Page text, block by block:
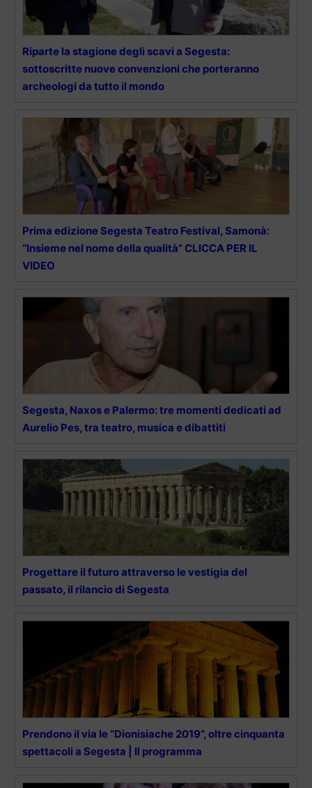
Riparte la stagione degli scavi a Segesta:
sottoscritte nuove convenzioni che porteranno
archeologi da tutto il mondo
Prima edizione Segesta Teatro Festival, Samonà:
“Insieme nel nome della qualità” CLICCA PER IL
VIDEO
Segesta, Naxos e Palermo: tre momenti dedicati ad
Aurelio Pes, tra teatro, musica e dibattiti
Progettare il futuro attraverso le vestigia del
passato, il rilancio di Segesta
Prendono il via le “Dionisiache 2019”, oltre cinquanta
spettacoli a Segesta | Il programma